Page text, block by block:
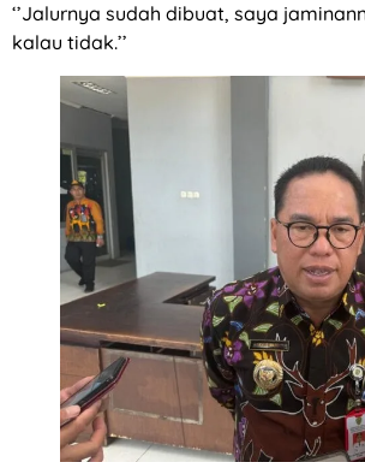
‘’Jalurnya sudah dibuat, saya
kalau tidak.’’